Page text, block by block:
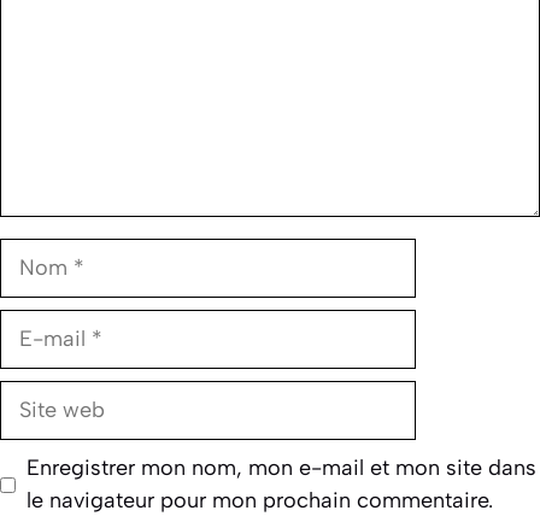
Nom
E-
Site
Enregistrer mon nom, mon e-mail et mon site dans
le navigateur pour mon prochain commentaire.